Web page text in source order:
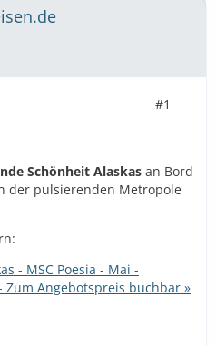
#1
Schönheit Alaskas an Bord
der pulsierenden Metropole
- MSC Poesia - Mai -
Zum Angebotspreis buchbar »